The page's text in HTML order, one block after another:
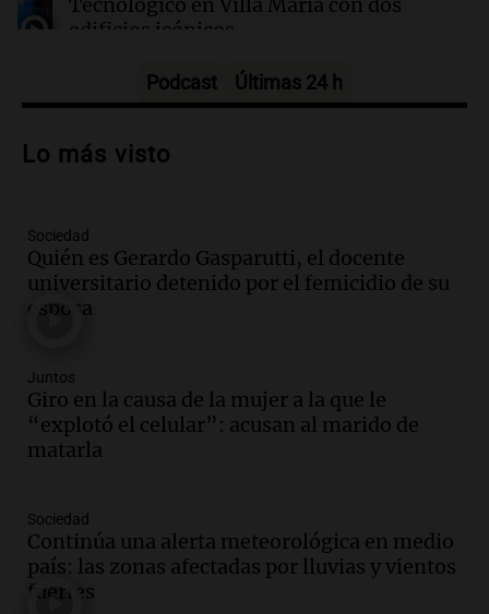
israelíes afectan gravemente el acceso a la
Tecnológico en Villa María con dos
edificios icónicos
Audio.Polémica en el fútbol argentino:
controvertidos
Audio.
para modificar proyecto de propiedad
privada en el Senado Nacional
Panorama Federal
Audio.
contrato entre cooperativa argentina y
Huawei en Neuquén
Panorama Federal
la presencia de 70.000 bolivianos en la
provincia y su integración
Panorama Federal
Episodios
Podcast Últimas 24 h
Lo más visto
Sociedad
Quién es Gerardo Gasparutti, el docente
universitario detenido por el femicidio de su
esposa
Juntos
Giro en la causa de la mujer a la que le
“explotó el celular”: acusan al marido de
matarla
Sociedad
Continúa una alerta meteorológica en medio
país: las zonas afectadas por lluvias y vientos
fuertes